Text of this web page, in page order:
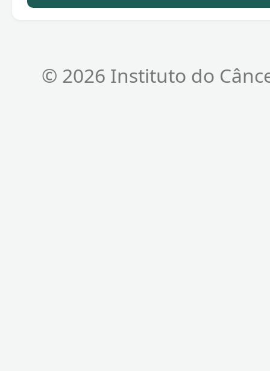
© 2026 Instituto do